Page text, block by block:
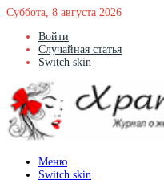
Суббота, 8 августа 2026
Войти
Случайная статья
Switch skin
Меню
Switch skin